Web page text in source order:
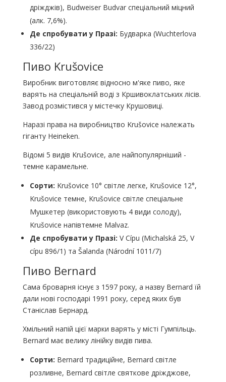
дріжджів), Budweiser Budvar спеціальний міцний
(алк. 7,6%).
Де спробувати у Празі: Будварка (Wuchterlova
336/22)
Пиво Krušovice
Виробник виготовляє відносно м'яке пиво, яке
варять на спеціальній воді з Кршивоклатських лісів.
Завод розмістився у містечку Крушовиці.
Наразі права на виробництво Krušovice належать
гіганту Heineken.
Відомі 5 видів Krušovice, але найпопулярніший -
темне карамельне.
Сорти: Krušovice 10° світле легке, Krušovice 12°,
Krušovice темне, Krušovice світле спеціальне
Мушкетер (використовують 4 види солоду),
Krušovice напівтемне Malvaz.
Де спробувати у Празі: V Cípu (Michalská 25, V
cípu 896/1) та Šalanda (Národní 1011/7)
Пиво Bernard
Сама броварня існує з 1597 року, а назву Bernard їй
дали нові господарі 1991 року, серед яких був
Станіслав Бернард.
Хмільний напій цієї марки варять у місті Гумпільць.
Bernard має велику лінійку видів пива.
Сорти: Bernard традиційне, Bernard світле
розливне, Bernard світле святкове дріжджове,